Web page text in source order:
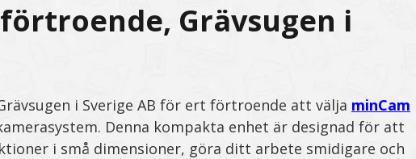
Grävsugen i
i Sverige AB för ert förtroende att välja minCam
Denna kompakta enhet är designad för att
i små dimensioner, göra ditt arbete smidigare och